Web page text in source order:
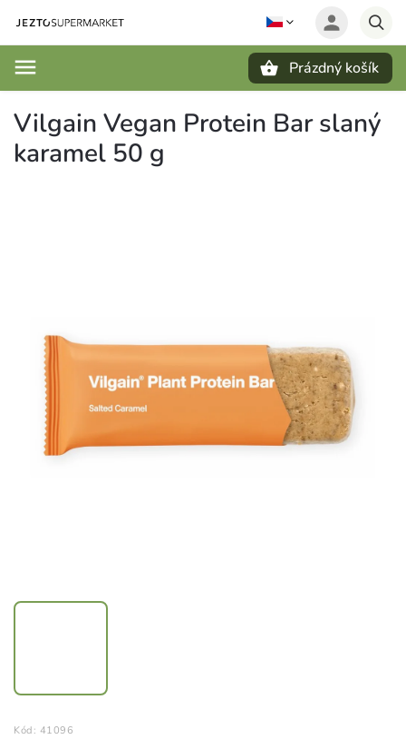
Prázdný košík
Vilgain Vegan Protein Bar slaný
karamel 50 g
Kód: 41096